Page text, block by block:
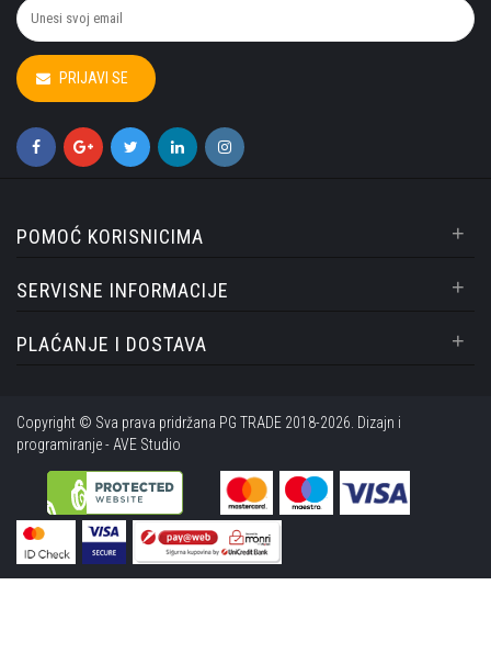
PRIJAVI SE
POMOĆ KORISNICIMA +
SERVISNE INFORMACIJE +
PLAĆANJE I DOSTAVA +
Copyright © Sva prava pridržana PG TRADE 2018-2026. Dizajn i
programiranje - AVE Studio